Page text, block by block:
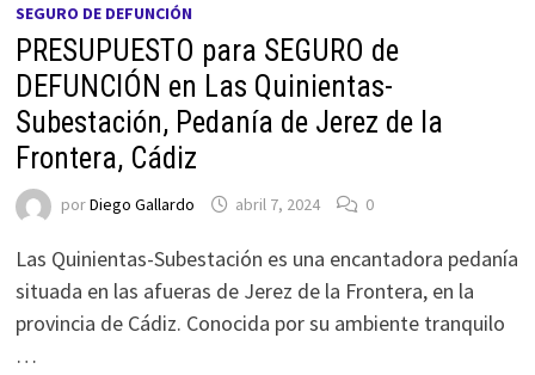
SEGURO DE DEFUNCIÓN
PRESUPUESTO para SEGURO de
DEFUNCIÓN en Las Quinientas-
Subestación, Pedanía de Jerez de la
Frontera, Cádiz
porDiego Gallardo abril 7, 2024 0
Las Quinientas-Subestación es una encantadora pedanía
situada en las afueras de Jerez de la Frontera, en la
provincia de Cádiz. Conocida por su ambiente tranquilo
…